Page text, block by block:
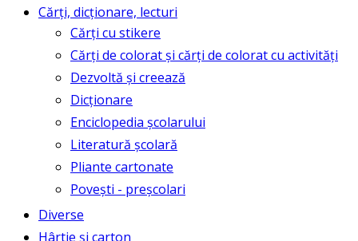
Cărți, dicționare, lecturi
Cărți cu stikere
Cărți de colorat și cărți de colorat cu activități
Dezvoltă și creează
Dicționare
Enciclopedia școlarului
Literatură școlară
Pliante cartonate
Povești - preșcolari
Diverse
Hârtie și carton